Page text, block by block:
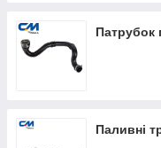
Патрубок
Паливні